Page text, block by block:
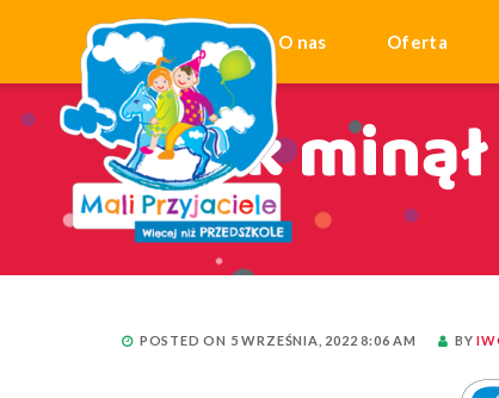
Start O nas Oferta
Tak
POSTED ON 5 WRZEŚNIA, 2022 8:06 AM BY